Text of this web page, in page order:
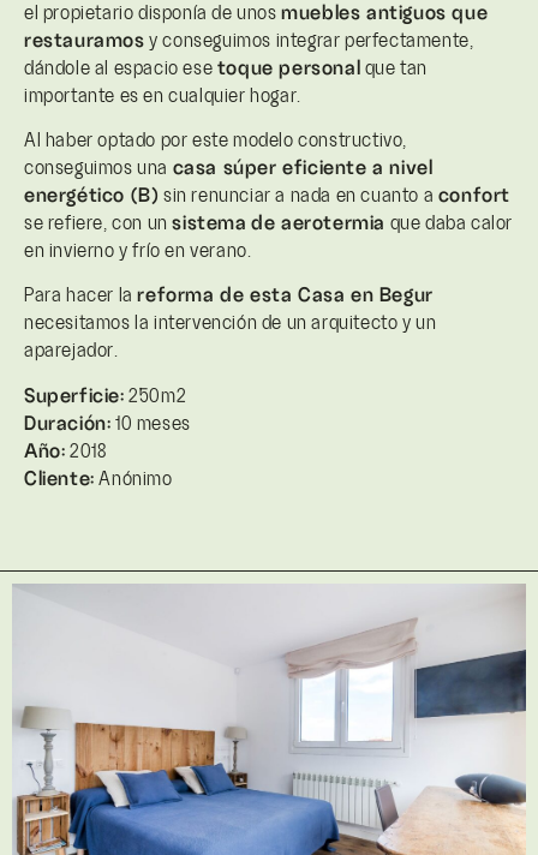
el propietario disponía de unosmuebles antiguos que
restauramos y conseguimos integrar perfectamente,
dándole al espacio ese toque personal que tan
importante es en cualquier hogar.
Al haber optado por este modelo constructivo,
conseguimos una casa súper eficiente a nivel
energético (B) sin renunciar a nada en cuanto a confort
se refiere, con unsistema de aerotermia que daba calor
en invierno y frío en verano.
Para hacer lareforma de esta Casa en Begur
necesitamos la intervención de un arquitecto y un
aparejador.
Superficie: 250m2
Duración: 10 meses
Año: 2018
Cliente: Anónimo